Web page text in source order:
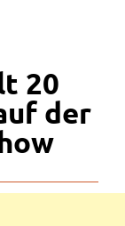
20
der